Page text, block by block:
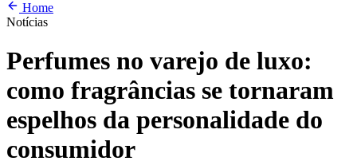
Home
Notícias
Perfumes no varejo de luxo:
como fragrâncias se tornaram
espelhos da personalidade do
consumidor